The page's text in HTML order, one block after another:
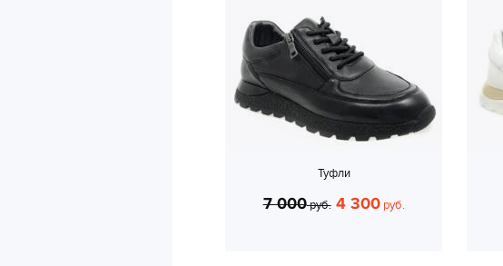
Туфли
7 000руб. 4 300руб.